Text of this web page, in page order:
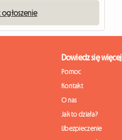
ogłoszenie
Dowiedz się więcej
Pomoc
Kontakt
O nas
Jak to działa?
Ubezpieczenie